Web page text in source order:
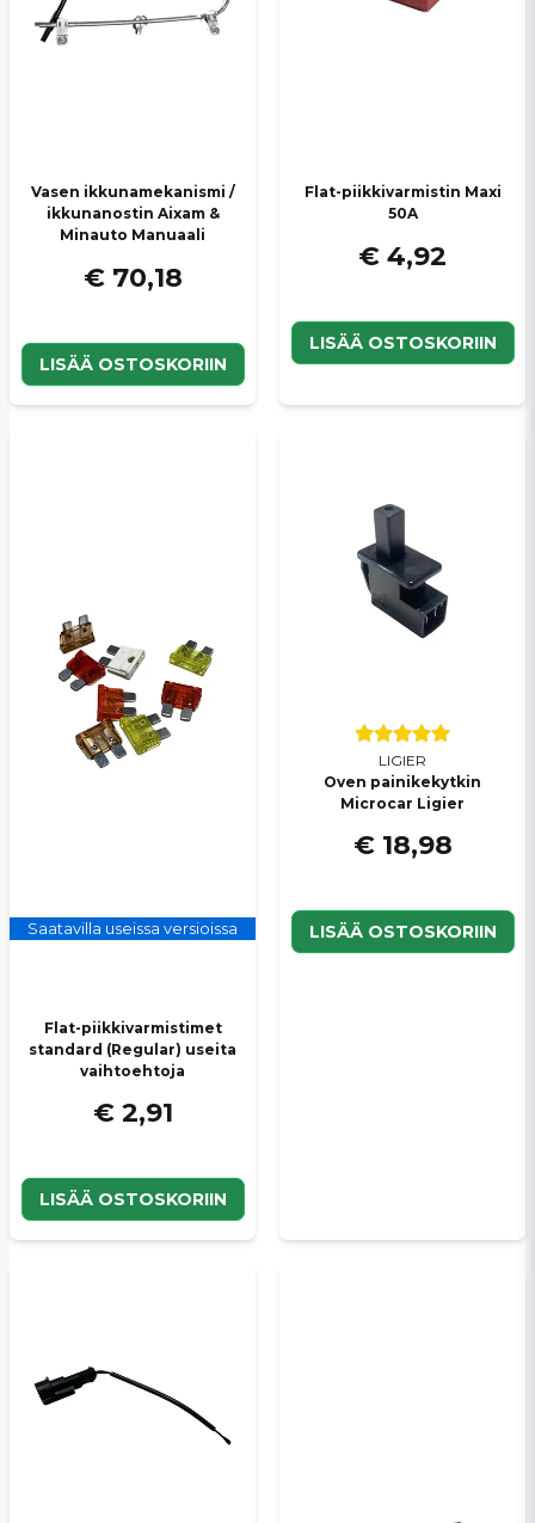
Vasen ikkunamekanismi /
ikkunanostin Aixam &
Minauto Manuaali
€ 70,18
LISÄÄ OSTOSKORIIN
Flat-piikkivarmistin Maxi
50A
€ 4,92
LISÄÄ OSTOSKORIIN
Saatavilla useissa versioissa
Flat-piikkivarmistimet
standard (Regular) useita
vaihtoehtoja
€ 2,91
LISÄÄ OSTOSKORIIN
LIGIER
Oven painikekytkin
Microcar Ligier
€ 18,98
LISÄÄ OSTOSKORIIN